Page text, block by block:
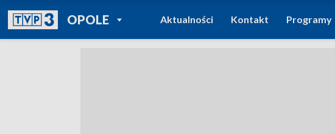
OPOLEPOWRÓT DO
TVP REGIONY
Aktualności Kontakt Programy